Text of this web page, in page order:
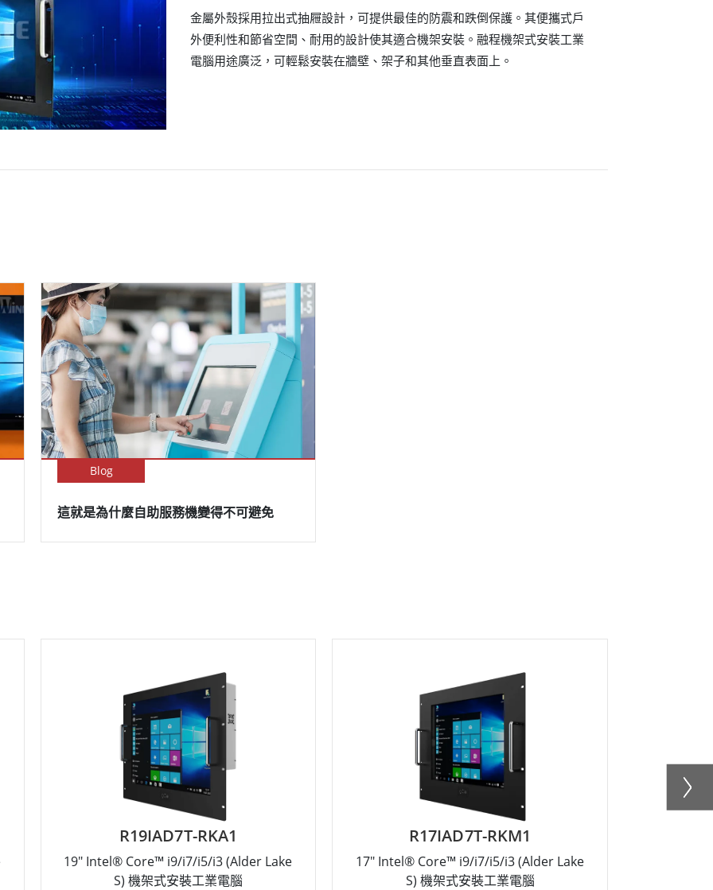
金屬外殼採用拉出式抽屜設計，可提供最佳的防震和跌倒保護。其便攜式戶
外便利性和節省空間、耐用的設計使其適合機架安裝。融程機架式安裝工業
電腦用途廣泛，可輕鬆安裝在牆壁、架子和其他垂直表面上。
Blog
這就是為什麼自助服務機變得不可避免
R19IAD7T-RKA1
19" Intel® Core™ i9/i7/i5/i3 (Alder Lake
S) 機架式安裝工業電腦
R17IAD7T-RKM1
17" Intel® Core™ i9/i7/i5/i3 (Alder Lake
S) 機架式安裝工業電腦